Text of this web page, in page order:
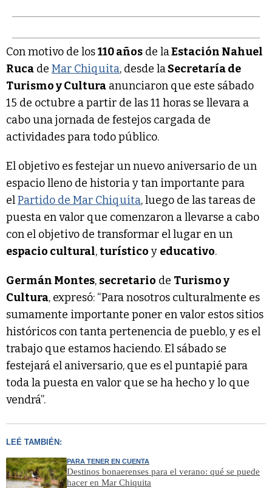
Con motivo de los110 años de laEstación Nahuel
Ruca de Mar Chiquita, desde laSecretaría de
Turismo y Cultura anunciaron que este sábado
15 de octubre a partir de las 11 horas se llevara a
cabo una jornada de festejos cargada de
actividades para todo público.
El objetivo es festejar un nuevo aniversario de un
espacio lleno de historia y tan importante para
elPartido de Mar Chiquita, luego de las tareas de
puesta en valor que comenzaron a llevarse a cabo
con el objetivo de transformar el lugar en un
espacio cultural,turístico y educativo.
Germán Montes, secretario de Turismo y
Cultura, expresó: “Para nosotros culturalmente es
sumamente importante poner en valor estos sitios
históricos con tanta pertenencia de pueblo, y es el
trabajo que estamos haciendo. El sábado se
festejará el aniversario, que es el puntapié para
toda la puesta en valor que se ha hecho y lo que
vendrá”.
LEÉ TAMBIÉN:
PARA TENER EN CUENTA
Destinos bonaerenses para el verano: qué se puede
hacer en Mar Chiquita